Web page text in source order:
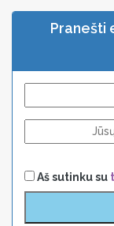
Pranešti
Aš sutinku su